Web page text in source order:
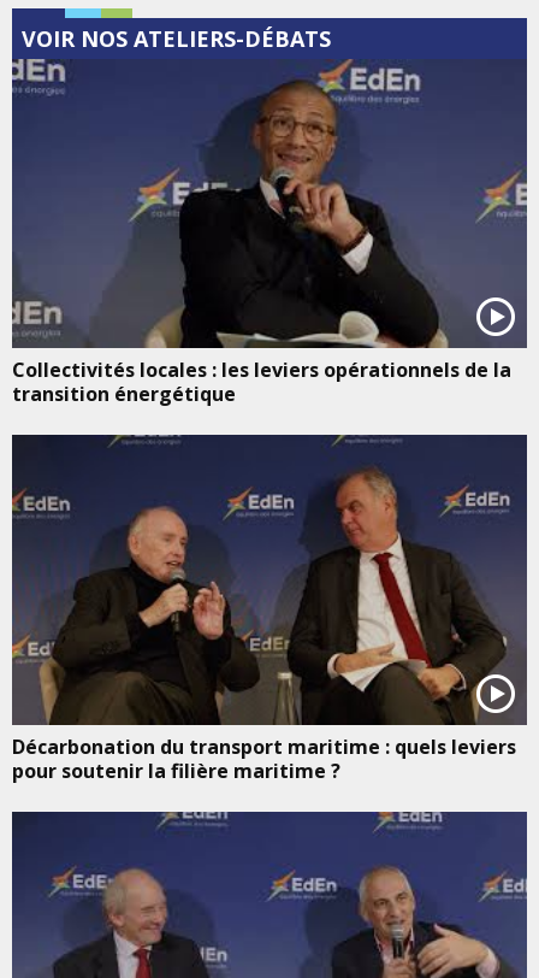
VOIR NOS ATELIERS-DÉBATS
Collectivités locales : les leviers opérationnels de la
transition énergétique
Décarbonation du transport maritime : quels leviers
pour soutenir la filière maritime ?